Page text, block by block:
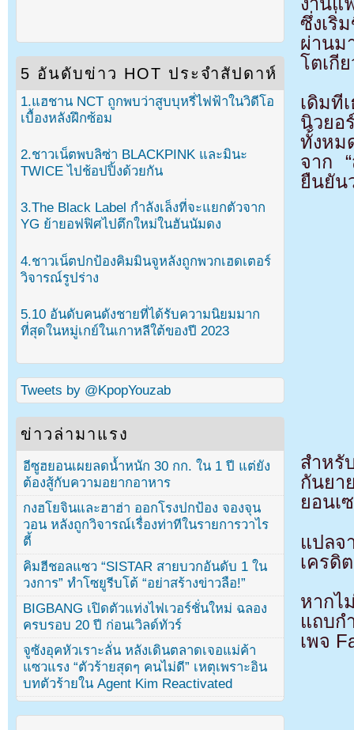
ซึ่งเริ่
ผ่านม
โตเกี
เดิมที
นิวยอ
ทั้งหม
จาก
ยืนยัน
สำหรั
กันยา
ยอนเซ
แปล
เครดิ
หากไ
แถบก
เพจ
5 อันดับข่าว HOT ประจำสัปดาห์
1.แฮชาน NCT ถูกพบว่าสูบบุหรี่ไฟฟ้าในวิดีโอ
เบื้องหลังฝึกซ้อม
2.ชาวเน็ตพบลิซ่า BLACKPINK และมินะ
TWICE ไปช้อปปิ้งด้วยกัน
3.The Black Label กำลังเล็งที่จะแยกตัวจาก
YG ย้ายอฟฟิศไปตึกใหม่ในฮันนัมดง
4.ชาวเน็ตปกป้องคิมมินจูหลังถูกพวกเฮดเตอร์
วิจารณ์รูปร่าง
5.10 อันดับคนดังชายที่ได้รับความนิยมมาก
ที่สุดในหมู่เกย์ในเกาหลีใต้ของปี 2023
Tweets by @KpopYouzab
ข่าวล่ามาแรง
อีซูฮยอนเผยลดน้ำหนัก 30 กก. ใน 1 ปี แต่ยัง
ต้องสู้กับความอยากอาหาร
กงฮโยจินและฮาฮ่า ออกโรงปกป้อง จองจุน
วอน หลังถูกวิจารณ์เรื่องท่าทีในรายการวาไร
ตี้
คิมฮีชอลแซว “SISTAR สายบวกอันดับ 1 ใน
วงการ” ทำโซยูรีบโต้ “อย่าสร้างข่าวลือ!”
BIGBANG เปิดตัวแท่งไฟเวอร์ชั่นใหม่ ฉลอง
ครบรอบ 20 ปี ก่อนเวิลด์ทัวร์
จูซังอุคหัวเราะลั่น หลังเดินตลาดเจอแม่ค้า
แซวแรง “ตัวร้ายสุดๆ คนไม่ดี” เหตุเพราะอิน
บทตัวร้ายใน Agent Kim Reactivated